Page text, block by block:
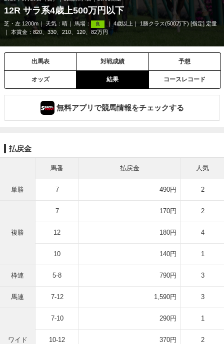
12R サラ系4歳上500万円以下
芝・左 1200m 天気： 晴 馬場： 良 4歳以上
1勝クラス(500万下) [指定] 定量
本賞金：820、330、210、120、82万円
出馬表 対戦成績 予想
オッズ 結果 コースレコード
無料アプリで競馬情報をチェックする
払戻金
馬番 払戻金 人気
単勝 7 490円 2
複勝
7 170円 2
12 180円 4
10 140円 1
枠連 5-8 790円 3
馬連 7-12 1,590円 3
ワイド
7-10 290円 1
10-12 370円 2